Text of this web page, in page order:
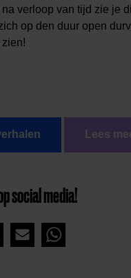
verloop van tijd zie je
op den duur open
Lees
social media!